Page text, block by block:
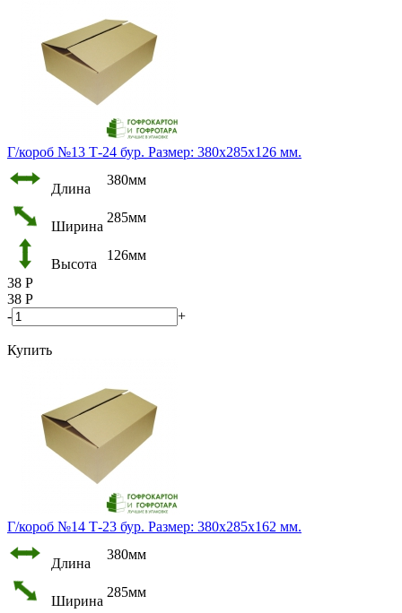
Г/короб №13 Т-24 бур. Размер: 380х285х126 мм.
Длина
380мм
Ширина
285мм
Высота
126мм
38 Р
38 Р
-
+
Купить
Г/короб №14 Т-23 бур. Размер: 380х285х162 мм.
Длина
380мм
Ширина
285мм